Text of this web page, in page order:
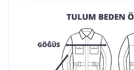
Özelleştirme İmkânı:
uygulamaları ile firmanıza
getirilebilir.
Minimum Sipariş